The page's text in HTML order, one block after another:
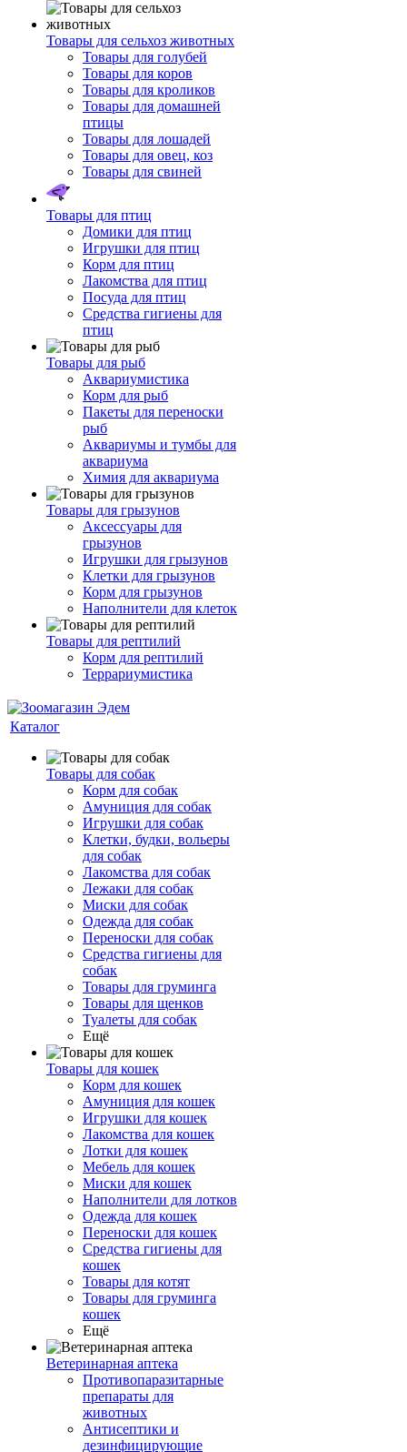
Товары для сельхоз животных
Товары для голубей
Товары для коров
Товары для кроликов
Товары для домашней
птицы
Товары для лошадей
Товары для овец, коз
Товары для свиней
Товары для птиц
Домики для птиц
Игрушки для птиц
Корм для птиц
Лакомства для птиц
Посуда для птиц
Средства гигиены для
птиц
Товары для рыб
Аквариумистика
Корм для рыб
Пакеты для переноски
рыб
Аквариумы и тумбы для
аквариума
Химия для аквариума
Товары для грызунов
Аксессуары для
грызунов
Игрушки для грызунов
Клетки для грызунов
Корм для грызунов
Наполнители для клеток
Товары для рептилий
Корм для рептилий
Террариумистика
Каталог
Товары для собак
Корм для собак
Амуниция для собак
Игрушки для собак
Клетки, будки, вольеры
для собак
Лакомства для собак
Лежаки для собак
Миски для собак
Одежда для собак
Переноски для собак
Средства гигиены для
собак
Товары для груминга
Товары для щенков
Туалеты для собак
Ещё
Товары для кошек
Корм для кошек
Амуниция для кошек
Игрушки для кошек
Лакомства для кошек
Лотки для кошек
Мебель для кошек
Миски для кошек
Наполнители для лотков
Одежда для кошек
Переноски для кошек
Средства гигиены для
кошек
Товары для котят
Товары для груминга
кошек
Ещё
Ветеринарная аптека
Противопаразитарные
препараты для
животных
Антисептики и
дезинфицирующие